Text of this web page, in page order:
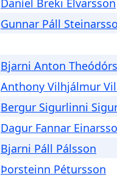
Daníel Breki Elvarsson
Gunnar Páll
Bjarni Anton
Anthony Vilhjálmur
Bergur Sigurlinni
Dagur Fannar
Bjarni Páll Pálsson
Þorsteinn Pétursson